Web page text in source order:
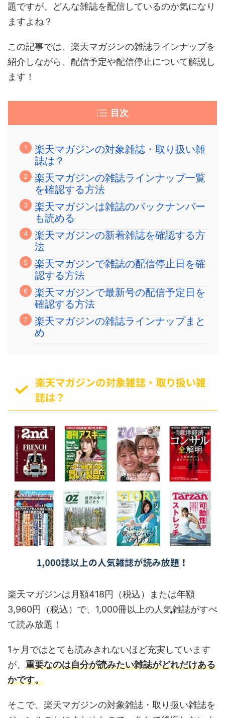
題ですが、どんな雑誌を配信しているのか気になり
ますよね？
この記事では、楽天マガジンの雑誌ラインナップを
紹介しながら、配信予定や配信停止について解説し
ます！
目次
楽天マガジンの対象雑誌・取り扱い雑
誌は？
楽天マガジンの雑誌ラインナップ一覧
を確認する方法
楽天マガジンは雑誌のバックナンバー
も読める
楽天マガジンの新着雑誌を確認する方
法
楽天マガジンで雑誌の配信停止日を確
認する方法
楽天マガジンで最新号の配信予定日を
確認する方法
楽天マガジンの雑誌ラインナップまと
め
楽天マガジンの対象雑誌・取り扱い雑
誌は？
楽天マガジンは月額418円（税込）または年額
3,960円（税込）で、1,000冊以上の人気雑誌がすべ
て読み放題！
1ヶ月ではとても読みきれないほど充実しています
が、 重要なのは自分が読みたい雑誌がどれだけある
かです。
そこで、楽天マガジンの対象雑誌・取り扱い雑誌を